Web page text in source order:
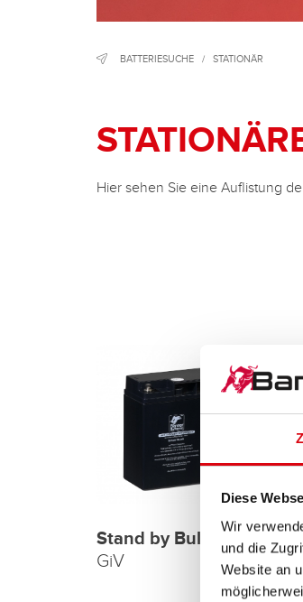
Diese
Wir
und die
Website an
BATTERIESUCHE / STATIONÄR
Hier sehen Sie eine Auflistung
Stand by Bull GiV
GiV